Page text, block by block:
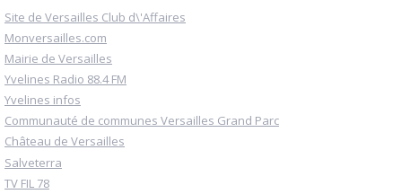
Site de Versailles Club d\'Affaires
Monversailles.com
Mairie de Versailles
Yvelines Radio 88.4 FM
Yvelines infos
Communauté de communes Versailles Grand Parc
Château de Versailles
Salveterra
TV FIL 78